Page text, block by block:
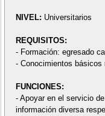
NIVEL: Universitarios
REQUISITOS:
- Formación: egresado
- Conocimientos básicos
FUNCIONES:
- Apoyar en el servicio
información diversa